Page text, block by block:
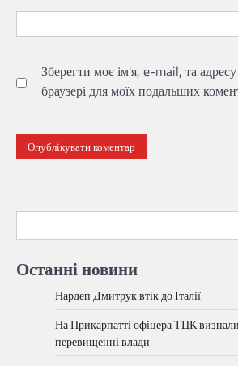
Зберегти моє ім'я, e-mail, та
браузері для моїх подальших
Останні новини
Нардеп Дмитрук втік до Італії
На Прикарпатті офіцера ТЦК
перевищенні влади